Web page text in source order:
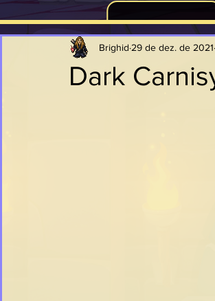
Dark
Brighid 29 de dez. de 2021